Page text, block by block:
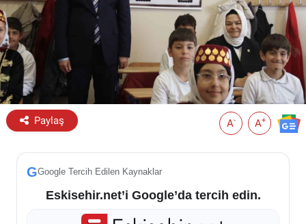
Paylaş A- A+
GGoogle Tercih Edilen Kaynaklar
Eskisehir.net’i Google’da tercih edin.
Eskişehir Haber İçerikleri
Eskişehir Hava Durumu
Eskişehir Tramvay Saatleri
Eskişehir Otobüs Saatleri